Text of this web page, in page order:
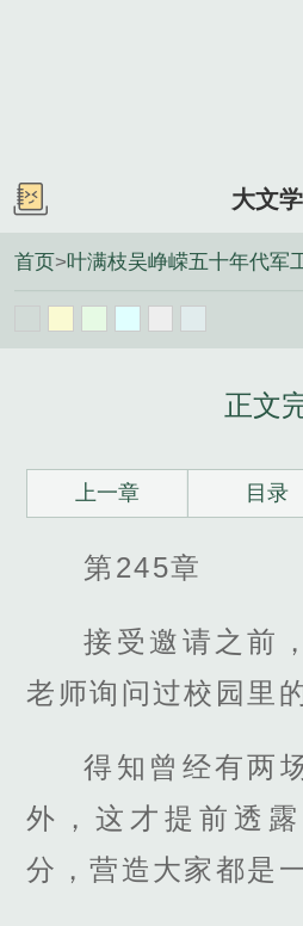
大文学
首页>叶满枝吴峥嵘五十年代军
正文
上一章 目录
第245章
接受邀请之前
老师询问过校园里
得知曾经有两
外，这才提前透
分，营造大家都是